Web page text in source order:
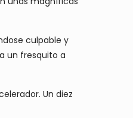
culpable y
un fresquito a
Un diez